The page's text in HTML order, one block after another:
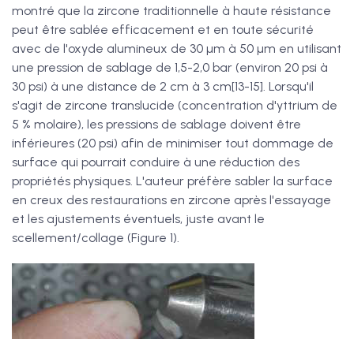
montré que la zircone traditionnelle à haute résistance
peut être sablée efficacement et en toute sécurité
avec de l'oxyde alumineux de 30 µm à 50 µm en utilisant
une pression de sablage de 1,5-2,0 bar (environ 20 psi à
30 psi) à une distance de 2 cm à 3 cm[13-15]. Lorsqu'il
s'agit de zircone translucide (concentration d'yttrium de
5 % molaire), les pressions de sablage doivent être
inférieures (20 psi) afin de minimiser tout dommage de
surface qui pourrait conduire à une réduction des
propriétés physiques. L'auteur préfère sabler la surface
en creux des restaurations en zircone après l'essayage
et les ajustements éventuels, juste avant le
scellement/collage (Figure 1).